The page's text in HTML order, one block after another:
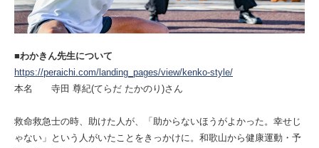
■わかきん先生について
https://peraichi.com/landing_pages/view/kenko-style/
本名 寺田 尊紀(てらだ たかのり)さん
救命救急士の時、助けた人が、「助からないほうがよかった。幸せじ
ゃない」という人がいたことをきっかけに。和歌山から健康運動・予